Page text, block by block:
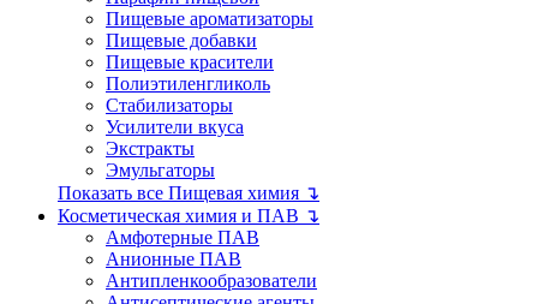
Пищевые ароматизаторы
Пищевые добавки
Пищевые красители
Полиэтиленгликоль
Стабилизаторы
Усилители вкуса
Экстракты
Эмульгаторы
Показать все Пищевая химия ↴
Косметическая химия и ПАВ ↴
Амфотерные ПАВ
Анионные ПАВ
Антипленкообразователи